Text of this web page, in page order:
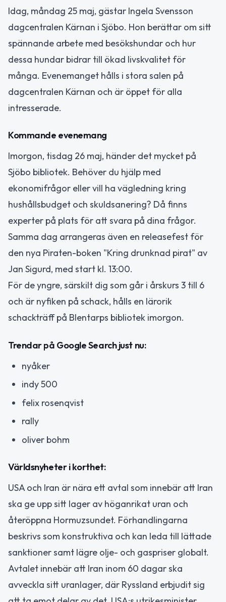
Idag, måndag 25 maj, gästar Ingela Svensson
dagcentralen Kärnan i Sjöbo. Hon berättar om sitt
spännande arbete med besökshundar och hur
dessa hundar bidrar till ökad livskvalitet för
många. Evenemanget hålls i stora salen på
dagcentralen Kärnan och är öppet för alla
intresserade.
Kommande evenemang
Imorgon, tisdag 26 maj, händer det mycket på
Sjöbo bibliotek. Behöver du hjälp med
ekonomifrågor eller vill ha vägledning kring
hushållsbudget och skuldsanering? Då finns
experter på plats för att svara på dina frågor.
Samma dag arrangeras även en releasefest för
den nya Piraten-boken "Kring drunknad pirat" av
Jan Sigurd, med start kl. 13:00.
För de yngre, särskilt dig som går i årskurs 3 till 6
och är nyfiken på schack, hålls en lärorik
schackträff på Blentarps bibliotek imorgon.
Trendar på Google Search just nu:
nyåker
indy 500
felix rosenqvist
rally
oliver bohm
Världsnyheter i korthet:
USA och Iran är nära ett avtal som innebär att Iran
ska ge upp sitt lager av höganrikat uran och
återöppna Hormuzsundet. Förhandlingarna
beskrivs som konstruktiva och kan leda till lättade
sanktioner samt lägre olje- och gaspriser globalt.
Avtalet innebär att Iran inom 60 dagar ska
avveckla sitt uranlager, där Ryssland erbjudit sig